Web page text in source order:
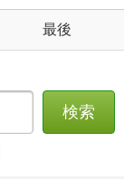
最後
検索